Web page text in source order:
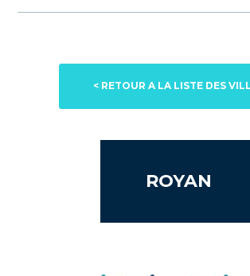
< RETOUR A LA LISTE DES
ROYAN